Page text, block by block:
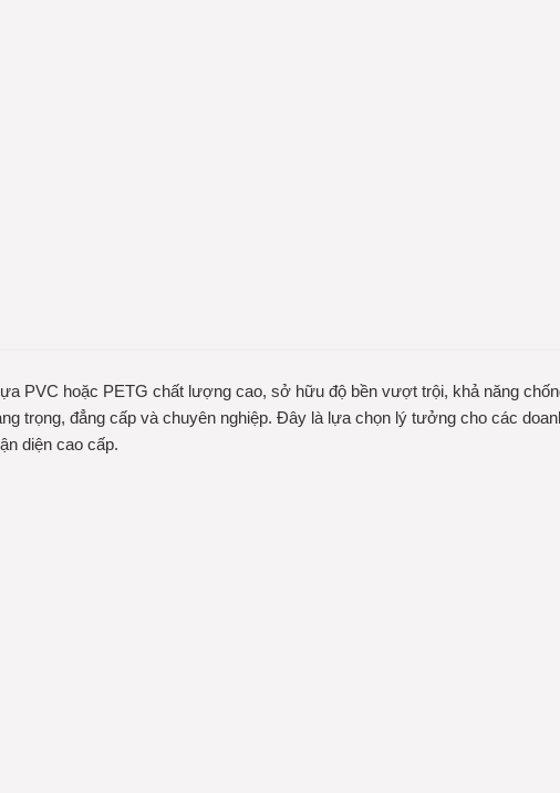
PVC hoặc PETG chất lượng cao, sở hữu độ bền vượt trội, khả năng
trọng, đẳng cấp và chuyên nghiệp. Đây là lựa chọn lý tưởng cho các
diện cao cấp.